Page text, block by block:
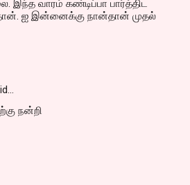
இந்த வாரம் கண்டிப்பா பார்த்திட
ஐ இன்னைக்கு நான்தான் முதல்
நன்றி